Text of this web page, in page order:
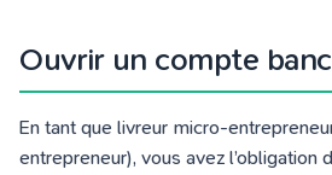
Ouvrir un compte
En tant que livreur micro-
entrepreneur), vous avez l’obligation